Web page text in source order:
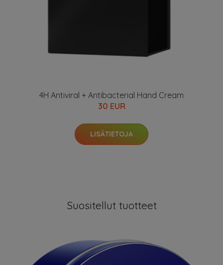
4H Antiviral + Antibacterial Hand Cream
30 EUR
LISÄTIETOJA
Suositellut tuotteet